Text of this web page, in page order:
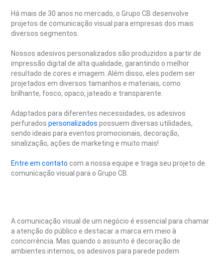
Há mais de 30 anos no mercado, o Grupo CB desenvolve
projetos de comunicação visual para empresas dos mais
diversos segmentos.
Nossos adesivos personalizados são produzidos a partir de
impressão digital de alta qualidade, garantindo o melhor
resultado de cores e imagem. Além disso, eles podem ser
projetados em diversos tamanhos e materiais, como
brilhante, fosco, opaco, jateado e transparente.
Adaptados para diferentes necessidades, os adesivos
perfuradospersonalizados possuem diversas utilidades,
sendo ideais para eventos promocionais, decoração,
sinalização, ações de marketing e muito mais!
Entre em contato com a nossa equipe e traga seu projeto de
comunicação visual para o Grupo CB.
A comunicação visual de um negócio é essencial para chamar
a atenção do público e destacar a marca em meio à
concorrência. Mas quando o assunto é decoração de
ambientes internos, os adesivos para parede podem